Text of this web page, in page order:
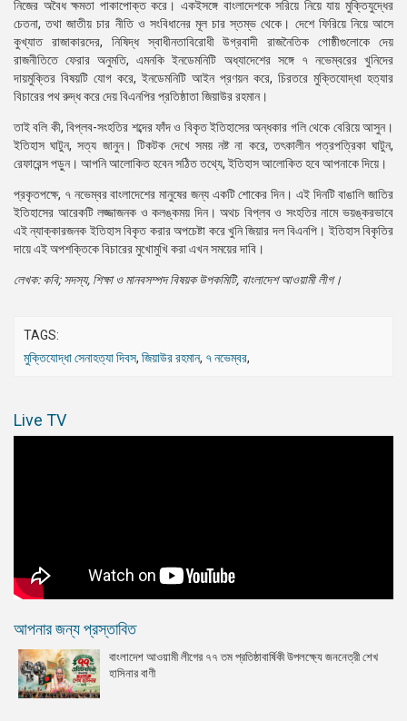
নিজের অবৈধ ক্ষমতা পাকাপোক্ত করে। একইসঙ্গে বাংলাদেশকে সরিয়ে নিয়ে যায় মুক্তিযুদ্ধের
চেতনা, তথা জাতীয় চার নীতি ও সংবিধানের মূল চার স্তম্ভ থেকে। দেশে ফিরিয়ে নিয়ে আসে
কুখ্যাত রাজাকারদের, নিষিদ্ধ স্বাধীনতাবিরোধী উগ্রবাদী রাজনৈতিক গোষ্ঠীগুলোকে দেয়
রাজনীতিতে ফেরার অনুমতি, এমনকি ইনডেমনিটি অধ্যাদেশের সঙ্গে ৭ নভেম্বরের খুনিদের
দায়মুক্তির বিষয়টি যোগ করে, ইনডেমনিটি আইন প্রণয়ন করে, চিরতরে মুক্তিযোদ্ধা হত্যার
বিচারের পথ রুদ্ধ করে দেয় বিএনপির প্রতিষ্ঠাতা জিয়াউর রহমান।
তাই বলি কী, বিপ্লব-সংহতির শব্দের ফাঁদ ও বিকৃত ইতিহাসের অন্ধকার গলি থেকে বেরিয়ে আসুন।
ইতিহাস ঘাটুন, সত্য জানুন। টিকটক দেখে সময় নষ্ট না করে, তৎকালীন পত্রপত্রিকা ঘাটুন,
রেফারেন্স পড়ুন। আপনি আলোকিত হবেন সঠিত তথ্যে, ইতিহাস আলোকিত হবে আপনাকে দিয়ে।
প্রকৃতপক্ষে, ৭ নভেম্বর বাংলাদেশের মানুষের জন্য একটি শোকের দিন। এই দিনটি বাঙালি জাতির
ইতিহাসের আরেকটি লজ্জাজনক ও কলঙ্কময় দিন। অথচ বিপ্লব ও সংহতির নামে ভয়ঙ্করভাবে
এই ন্যাক্কারজনক ইতিহাস বিকৃত করার অপচেষ্টা করে খুনি জিয়ার দল বিএনপি। ইতিহাস বিকৃতির
দায়ে এই অপশক্তিকে বিচারের মুখোমুখি করা এখন সময়ের দাবি।
লেখক: কবি; সদস্য, শিক্ষা ও মানবসম্পদ বিষয়ক উপকমিটি, বাংলাদেশ আওয়ামী লীগ।
TAGS:
মুক্তিযোদ্ধা সেনাহত্যা দিবস, জিয়াউর রহমান, ৭ নভেম্বর,
Live TV
আপনার জন্য প্রস্তাবিত
বাংলাদেশ আওয়ামী লীগের ৭৭ তম প্রতিষ্ঠাবার্ষিকী উপলক্ষ্যে জননেত্রী শেখ
হাসিনার বাণী